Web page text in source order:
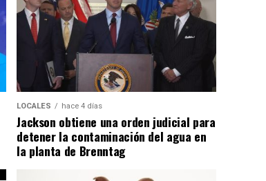
LOCALES hace 4 días
Jackson obtiene una orden judicial para
detener la contaminación del agua en
la planta de Brenntag